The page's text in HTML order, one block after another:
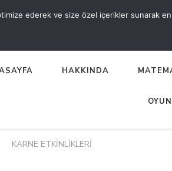
ÖNCESİ
HAKKINDA
KARNE ETKİNLİKLERİ
ederek ve size özel içerikler sunarak